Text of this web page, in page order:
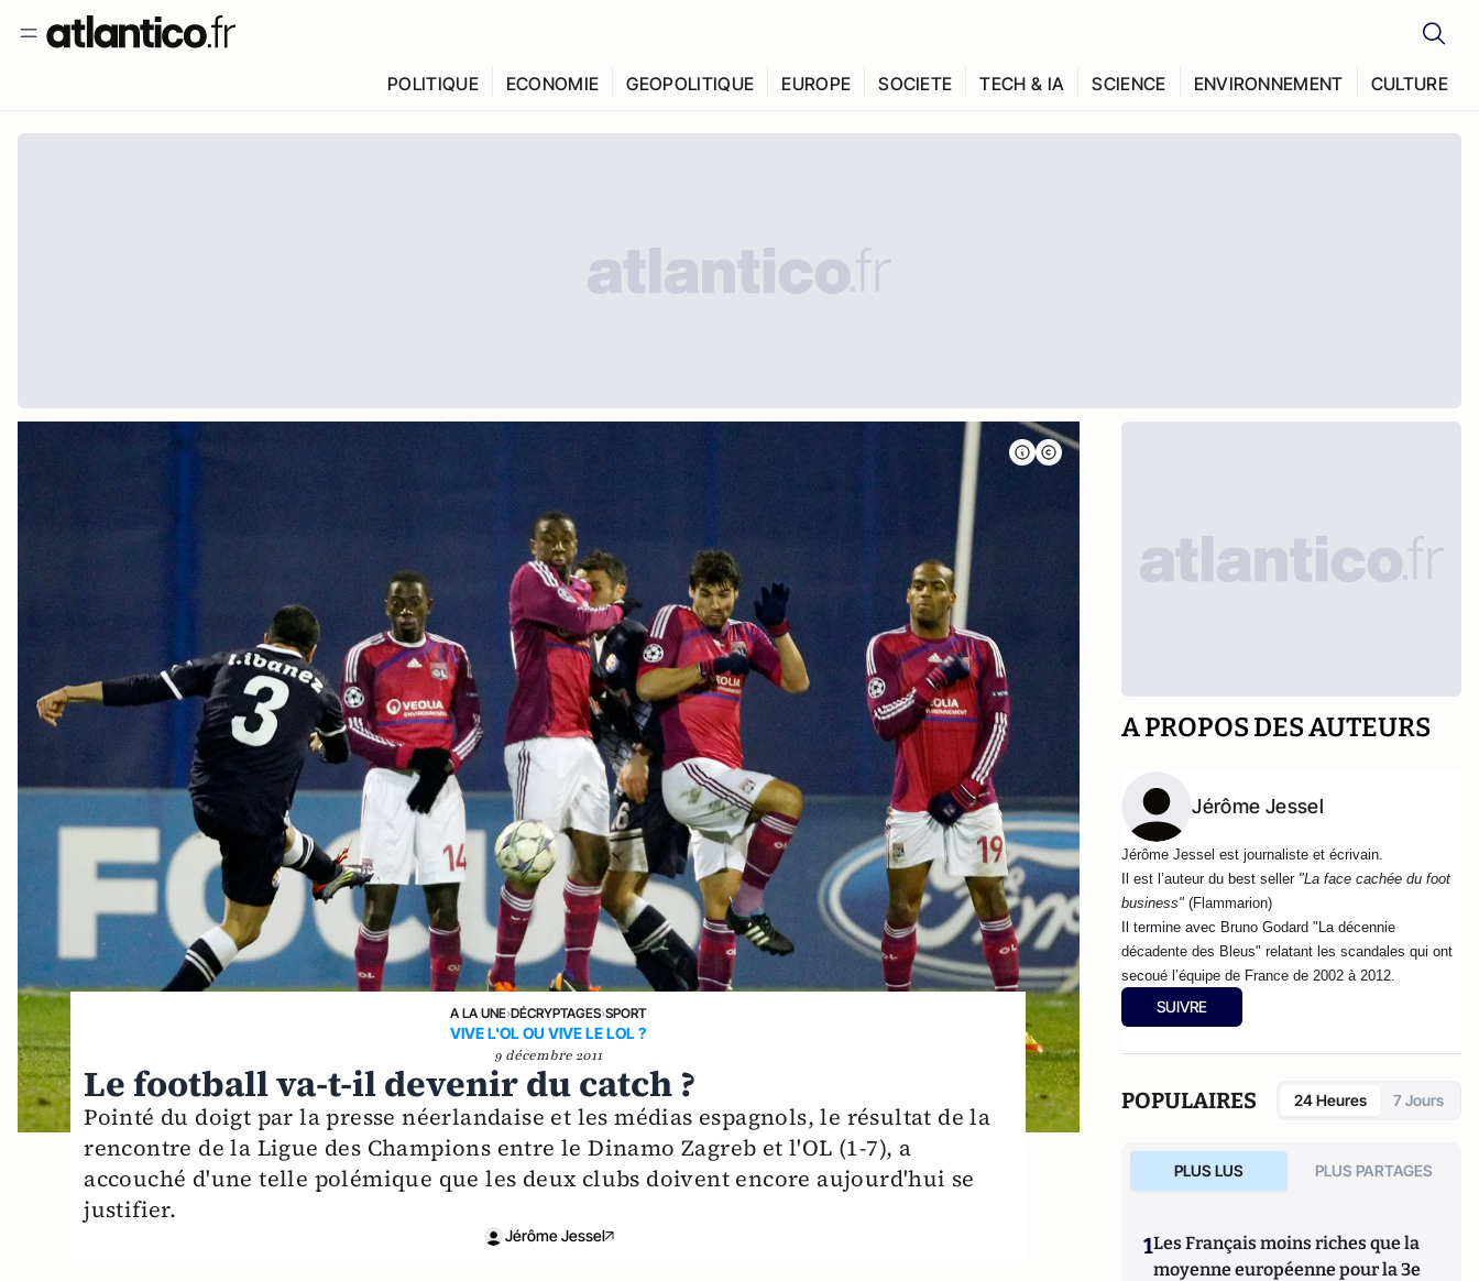
POLITIQUE ECONOMIE GEOPOLITIQUE EUROPE SOCIETE TECH & IA SCIENCE ENVIRONNEMENT CULTURE
A LA UNE›DÉCRYPTAGES›SPORT
VIVE L'OL OU VIVE LE LOL ?
9 décembre 2011
Le football va-t-il devenir du catch ?
Pointé du doigt par la presse néerlandaise et les médias espagnols, le résultat de la
rencontre de la Ligue des Champions entre le Dinamo Zagreb et l'OL (1-7), a
accouché d'une telle polémique que les deux clubs doivent encore aujourd'hui se
justifier.
Jérôme Jessel
A PROPOS DES AUTEURS
Jérôme Jessel
Jérôme Jessel est journaliste et écrivain.
Il est l’auteur du best seller "La face cachée du foot
business" (Flammarion)
Il termine avec Bruno Godard "La décennie
décadente des Bleus" relatant les scandales qui ont
secoué l’équipe de France de 2002 à 2012.
SUIVRE
POPULAIRES 24 Heures 7 Jours
PLUS LUS PLUS PARTAGES
1Les Français moins riches que la
moyenne européenne pour la 3e